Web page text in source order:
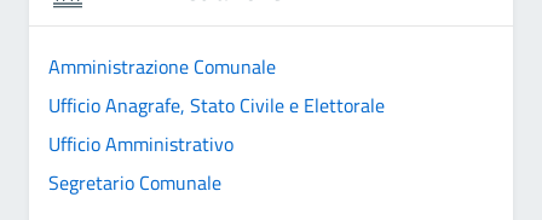
Amministrazione Comunale
Ufficio Anagrafe, Stato Civile e Elettorale
Ufficio Amministrativo
Segretario Comunale